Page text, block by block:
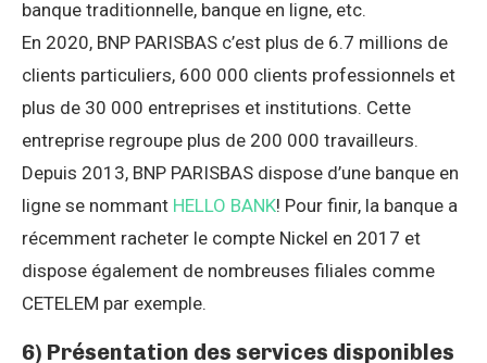
banque traditionnelle, banque en ligne, etc.
En 2020, BNP PARISBAS c’est plus de 6.7 millions de
clients particuliers, 600 000 clients professionnels et
plus de 30 000 entreprises et institutions. Cette
entreprise regroupe plus de 200 000 travailleurs.
Depuis 2013, BNP PARISBAS dispose d’une banque en
ligne se nommant HELLO BANK! Pour finir, la banque a
récemment racheter le compte Nickel en 2017 et
dispose également de nombreuses filiales comme
CETELEM par exemple.
6) Présentation des services disponibles